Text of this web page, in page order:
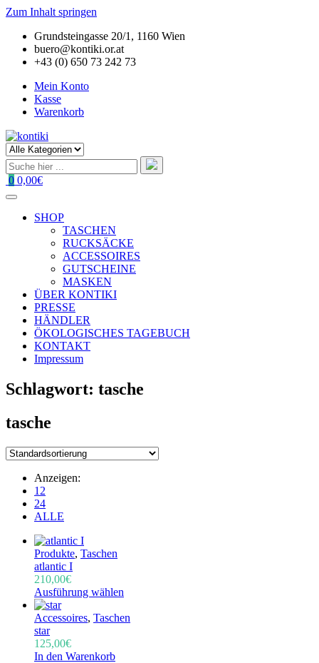
Zum Inhalt springen
Grundsteingasse 20/1, 1160 Wien
buero@kontiki.or.at
+43 (0) 650 73 242 73
Mein Konto
Kasse
Warenkorb
0 0,00€
SHOP
TASCHEN
RUCKSÄCKE
ACCESSOIRES
GUTSCHEINE
MASKEN
ÜBER KONTIKI
PRESSE
HÄNDLER
ÖKOLOGISCHES TAGEBUCH
KONTAKT
Impressum
Schlagwort: tasche
tasche
Anzeigen:
12
24
ALLE
Produkte, Taschen
atlantic I
210,00€
Ausführung wählen
Accessoires, Taschen
star
125,00€
In den Warenkorb